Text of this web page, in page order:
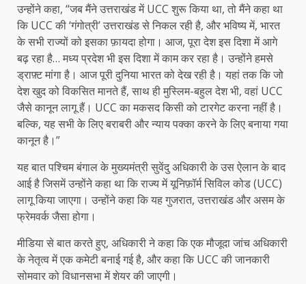
उन्होंने कहा, “जब मैंने उत्तराखंड में UCC शुरू किया था, तो मैंने कहा था
कि UCC की ‘गंगोत्री’ उत्तराखंड से निकल रही है, और भविष्य में, भारत
के सभी राज्यों को इसका फ़ायदा होगा। आज, पूरा देश इस दिशा में आगे
बढ़ रहा है… मध्य प्रदेश भी इस दिशा में काम कर रहा है। उन्होंने हमसे
ड्राफ़्ट मांगा है। आज पूरी दुनिया भारत को देख रही है। यहां तक ​​कि जो
देश खुद को विकसित मानते हैं, साथ ही मुस्लिम-बहुल देश भी, वहां UCC
जैसे कानून लागू हैं। UCC का मकसद किसी को टारगेट करना नहीं है।
बल्कि, यह सभी के लिए बराबरी और न्याय पक्का करने के लिए बनाया गया
कानून है।”
यह बात पश्चिम बंगाल के मुख्यमंत्री सुवेंदु अधिकारी के उस ऐलान के बाद
आई है जिसमें उन्होंने कहा था कि राज्य में यूनिफ़ॉर्म सिविल कोड (UCC)
लागू किया जाएगा। उन्होंने कहा कि यह गुजरात, उत्तराखंड और असम के
फ्रेमवर्क जैसा होगा।
मीडिया से बात करते हुए, अधिकारी ने कहा कि एक मौजूदा जांच अधिकारी
के नेतृत्व में एक कमेटी बनाई गई है, और कहा कि UCC की जानकारी
सोमवार को विधानसभा में शेयर की जाएगी।